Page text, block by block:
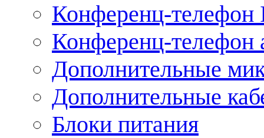
Конференц-телефон
Конференц-телефон
Дополнительные
Дополнительные
Блоки питания